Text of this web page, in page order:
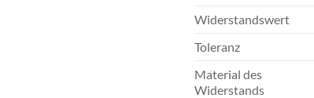
Widerstandswert
Toleranz
Material des
Widerstands